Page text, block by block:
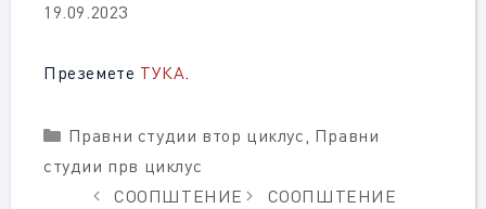
19.09.2023
Преземете ТУКА.
Categories
Правни студии втор циклус, Правни
студии прв циклус
СООПШТЕНИЕ
СООПШТЕНИЕ